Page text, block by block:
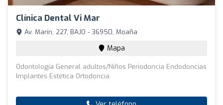
Clínica Dental Vi Mar
Av. Marín, 227, BAJO - 36950, Moaña
Mapa
Odontología General adultos/Niños Periodoncia Endodoncias
Implantes Estética Ortodoncia